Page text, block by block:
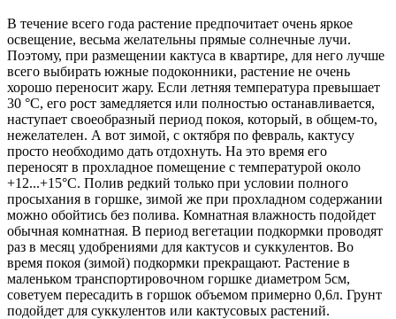
В течение всего года растение предпочитает очень яркое
освещение, весьма желательны прямые солнечные лучи.
Поэтому, при размещении кактуса в квартире, для него лучше
всего выбирать южные подоконники, растение не очень
хорошо переносит жару. Если летняя температура превышает
30 °C, его рост замедляется или полностью останавливается,
наступает своеобразный период покоя, который, в общем-то,
нежелателен. А вот зимой, с октября по февраль, кактусу
просто необходимо дать отдохнуть. На это время его
переносят в прохладное помещение с температурой около
+12...+15°C. Полив редкий только при условии полного
просыхания в горшке, зимой же при прохладном содержании
можно обойтись без полива. Комнатная влажность подойдет
обычная комнатная. В период вегетации подкормки проводят
раз в месяц удобрениями для кактусов и суккулентов. Во
время покоя (зимой) подкормки прекращают. Растение в
маленьком транспортировочном горшке диаметром 5см,
советуем пересадить в горшок объемом примерно 0,6л. Грунт
подойдет для суккулентов или кактусовых растений.